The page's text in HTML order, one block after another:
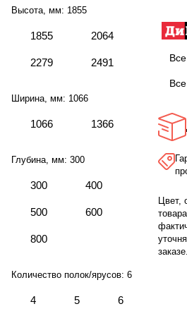
Высота, мм: 1855
1855 2064
2279 2491
Ширина, мм: 1066
1066 1366
Глубина, мм: 300
300 400
500 600
800
Количество полок/ярусов: 6
4 5 6
Цвет,
заказе.